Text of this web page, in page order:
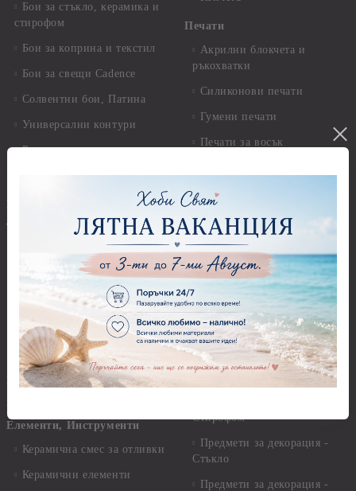
Бои за стъкло, керамика и
стирофом
Бои за коприна и текстил
Бои за свещи Cadence
Солвентни бои, Патина
Универсални контури
Реагенти, ръжда
Други Бои
Брокат, пайети, мъниста и
декоративен пясък
Брокати, ледени кристали и
Мъниста
Декоративен пясък и
камъчета
Висулки
Глина,Гипс, Калъпи,
Елементи, Инструменти
Керамична смес за отливки
Керамични елементи
Печати
Акрилни блокчета и
ръкохватки
Силиконови печати
Гумени печати
Печати за восък
Предмети за декорация -
Предмети за декорация -
Дърво
Предмети за декорация -
Мукава, Картон и Хартия
Предмети за декорация -
МДФ
Предмети за декорация -
Керамика и метал
Стирофом
Предмети за декорация -
Стъкло
Предмети за декорация -